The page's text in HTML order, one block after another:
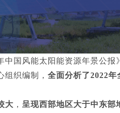
国风能太阳能资源年景公报
织编制， 全面分析了2022
大 ， 呈现西部地区大于中东部